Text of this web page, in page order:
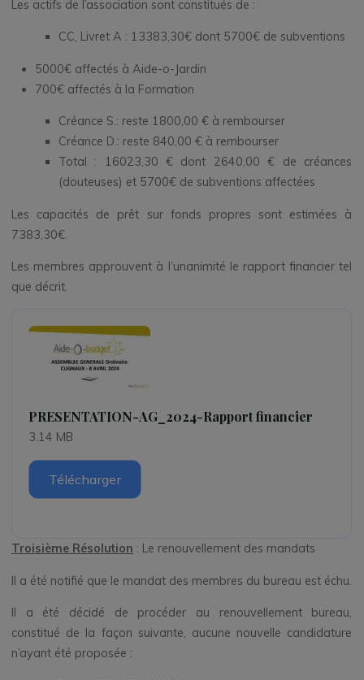
Les actifs de l’association sont constitués de :
CC, Livret A : 13383,30€ dont 5700€ de subventions
5000€ affectés à Aide-o-Jardin
700€ affectés à la Formation
Créance S.: reste 1800,00 € à rembourser
Créance D.: reste 840,00 € à rembourser
Total : 16023,30 € dont 2640,00 € de créances
(douteuses) et 5700€ de subventions affectées
Les capacités de prêt sur fonds propres sont estimées à
7383,30€.
Les membres approuvent à l’unanimité le rapport financier tel
que décrit.
PRESENTATION-AG_2024-Rapport financier
3.14 MB
Télécharger
Troisième Résolution : Le renouvellement des mandats
Il a été notifié que le mandat des membres du bureau est échu.
Il a été décidé de procéder au renouvellement bureau,
constitué de la façon suivante, aucune nouvelle candidature
n’ayant été proposée :